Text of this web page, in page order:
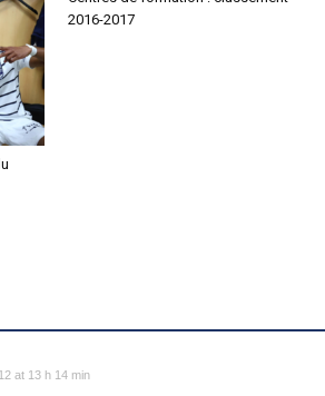
2016-2017
at 13 h 14 min